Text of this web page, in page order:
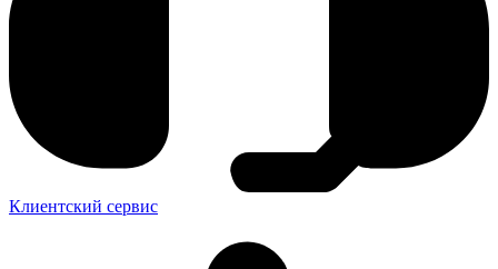
Клиентский сервис